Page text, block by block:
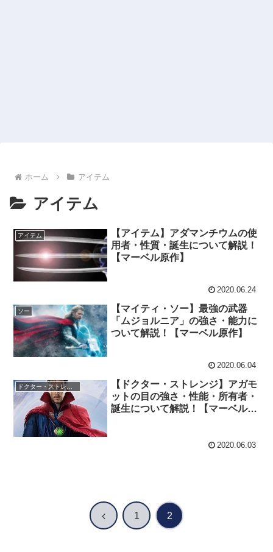
ホーム アイテム
アイテム
アイテム
【アイテム】アダマンチウムの使
用者・性質・誕生について解説！
【マーベル原作】
2020.06.24
ソー
【マイティ・ソー】最強の武器
「ムジョルニア」の強さ・能力に
ついて解説！【マーベル原作】
2020.06.04
ドクター・ストレンジ
【ドクター・ストレンジ】アガモ
ットの目の強さ・性能・所有者・
誕生について解説！【マーベル原
2020.06.03
前 1 2